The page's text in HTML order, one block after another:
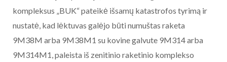
kompleksus „BUK“ pateikė išsamų katastrofos tyrimą ir
nustatė, kad lėktuvas galėjo būti numuštas raketa
9M38M arba 9M38M1 su kovine galvute 9M314 arba
9M314M1, paleista iš zenitinio raketinio komplekso